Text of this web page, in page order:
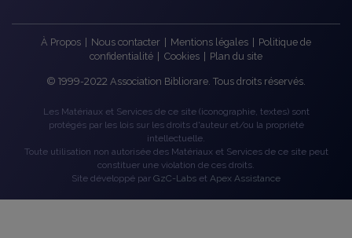
À Propos Nous contacter Mentions légales
Politique de
confidentialité
Cookies Plan du site
© 1999-2022 Association Bibliorare. Tous droits réservés.
Les Matériaux et Services de ce site (iconographie, textes) sont
protégés par les lois sur les droits d'auteur et/ou la propriété
intellectuelle.
Toute utilisation non autorisée des Matériaux et Services de ce site peut
constituer une violation de ces droits.
Site développé par GzC-Labs et Apex Assistance